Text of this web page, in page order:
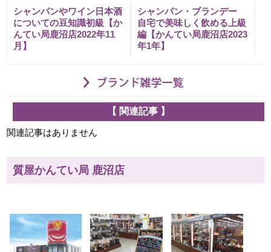
シャンパンやワイン日本酒
についての豆知識初級【か
んてい局鹿沼店2022年11
月】
シャンパン・ブランデー
自宅で美味しく飲める上級
編【かんてい局鹿沼店2023
年1年】
【 関連記事 】
関連記事はありません
質屋かんてい局 鹿沼店